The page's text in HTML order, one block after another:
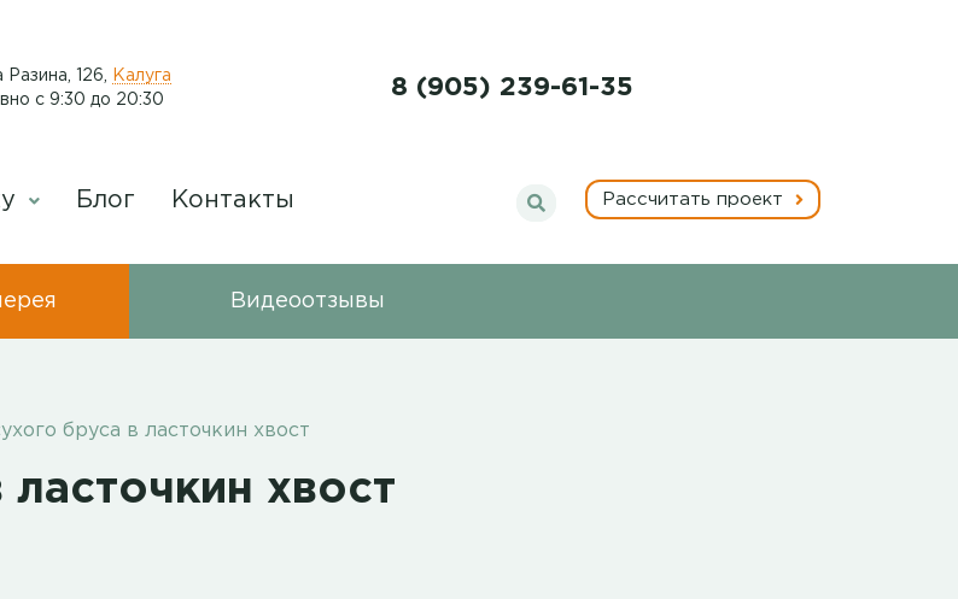
Разина, 126
Калуга
с 9:30 до 20:30
8 (905) 239-61-35
Блог Контакты Рассчитать проект
Видеоотзывы
бруса в ласточкин хвост
ласточкин хвост